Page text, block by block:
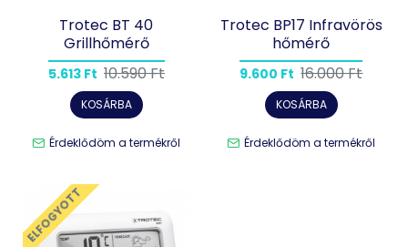
Trotec BT 40
Grillhőmérő
5.613 Ft 10.590 Ft
KOSÁRBA
Érdeklődöm a termékről
Trotec BP17 Infravörös
hőmérő
9.600 Ft 16.000 Ft
KOSÁRBA
Érdeklődöm a termékről
ELFOGYOTT